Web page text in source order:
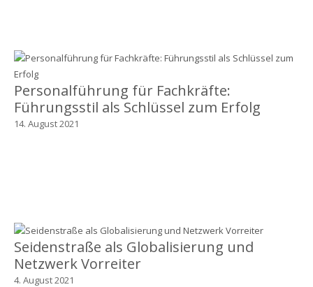
Personalführung für Fachkräfte:
Führungsstil als Schlüssel zum Erfolg
14. August 2021
Seidenstraße als Globalisierung und
Netzwerk Vorreiter
4. August 2021